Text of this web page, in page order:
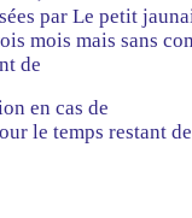
par Le petit
mois mais sans
de
en cas de
le temps restant